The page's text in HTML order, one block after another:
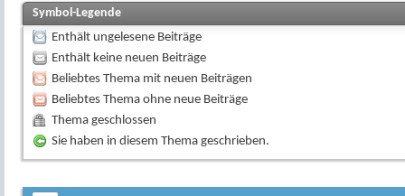
Symbol-Legende
Enthält ungelesene Beiträge
Enthält keine neuen Beiträge
Beliebtes Thema mit neuen Beiträgen
Beliebtes Thema ohne neue Beiträge
Thema geschlossen
Sie haben in diesem Thema geschrieben.